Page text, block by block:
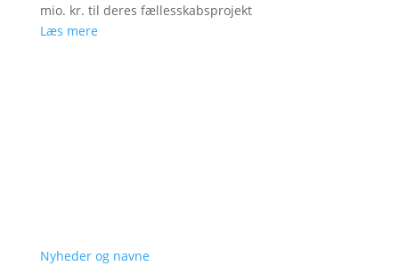
mio. kr. til deres fællesskabsprojekt
Læs mere
Nyheder og navne